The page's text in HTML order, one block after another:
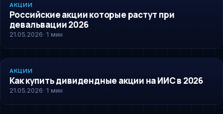
AKCII
АКЦИИ
Российские акции которые растут при
девальвации 2026
21.05.2026· 1 мин
AKCII
АКЦИИ
Как купить дивидендные акции на ИИС в 2026
21.05.2026· 1 мин